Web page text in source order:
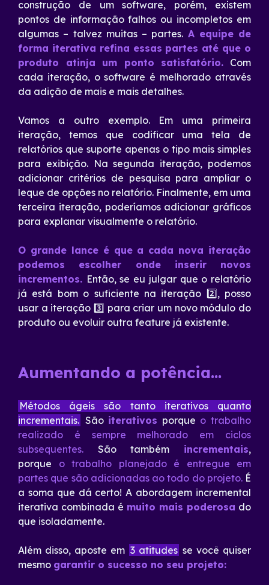
construção de um software, porém, existem
pontos de informação falhos ou incompletos em
algumas – talvez muitas – partes. A equipe de
forma iterativa refina essas partes até que o
produto atinja um ponto satisfatório. Com
cada iteração, o software é melhorado através
da adição de mais e mais detalhes.
Vamos a outro exemplo. Em uma primeira
iteração, temos que codificar uma tela de
relatórios que suporte apenas o tipo mais simples
para exibição. Na segunda iteração, podemos
adicionar critérios de pesquisa para ampliar o
leque de opções no relatório. Finalmente, em uma
terceira iteração, poderíamos adicionar gráficos
para explanar visualmente o relatório.
O grande lance é que a cada nova iteração
podemos escolher onde inserir novos
incrementos. Então, se eu julgar que o relatório
já está bom o suficiente na iteração 2️⃣, posso
usar a iteração 3️⃣ para criar um novo módulo do
produto ou evoluir outra feature já existente.
Aumentando a potência…
Métodos ágeis são tanto iterativos quanto
incrementais. São iterativos porque o trabalho
realizado é sempre melhorado em ciclos
subsequentes. São também incrementais,
porque o trabalho planejado é entregue em
partes que são adicionadas ao todo do projeto.É
a soma que dá certo! A abordagem incremental
iterativa combinada é muito mais poderosa do
que isoladamente.
Além disso, aposte em 3 atitudes se você quiser
mesmo garantir o sucesso no seu projeto: